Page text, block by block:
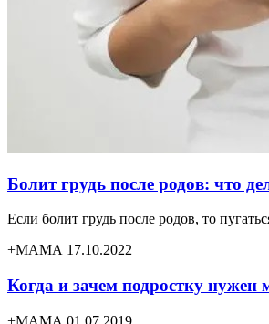
Болит грудь после родов: что
Если болит грудь после родов, то
+МАМА 17.10.2022
Когда и зачем подростку нужен
+МАМА 01.07.2019